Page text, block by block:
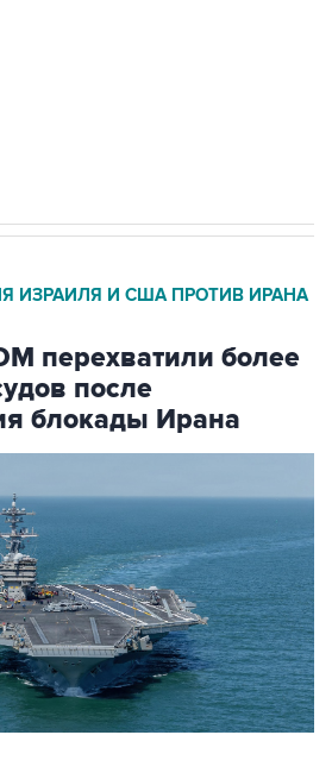
ИЗРАИЛЯ И США ПРОТИВ ИРАНА
перехватили более
после
блокады Ирана